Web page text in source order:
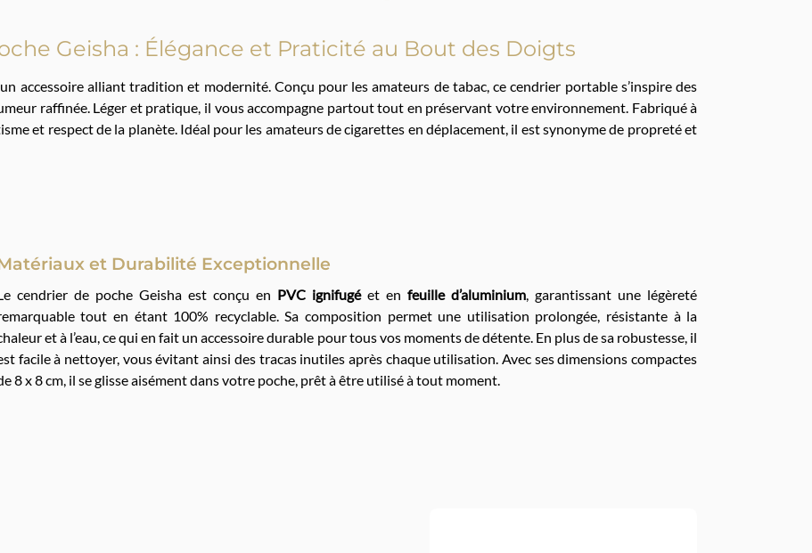
Geisha : Élégance et Praticité au Bout des Doigts
, un accessoire alliant tradition et modernité. Conçu pour les amateurs de tabac, ce cendrier portable s’inspire des
raffinée. Léger et pratique, il vous accompagne partout tout en préservant votre environnement. Fabriqué à
et respect de la planète. Idéal pour les amateurs de cigarettes en déplacement, il est synonyme de propreté et
et Durabilité Exceptionnelle
cendrier de poche Geisha est conçu en PVC ignifugéet enfeuille d’aluminium, garantissant une légèreté
tout en étant 100% recyclable. Sa composition permet une utilisation prolongée, résistante à la
et à l’eau, ce qui en fait un accessoire durable pour tous vos moments de détente. En plus de sa robustesse, il
facile à nettoyer, vous évitant ainsi des tracas inutiles après chaque utilisation. Avec ses dimensions compactes
8 x 8 cm, il se glisse aisément dans votre poche, prêt à être utilisé à tout moment.